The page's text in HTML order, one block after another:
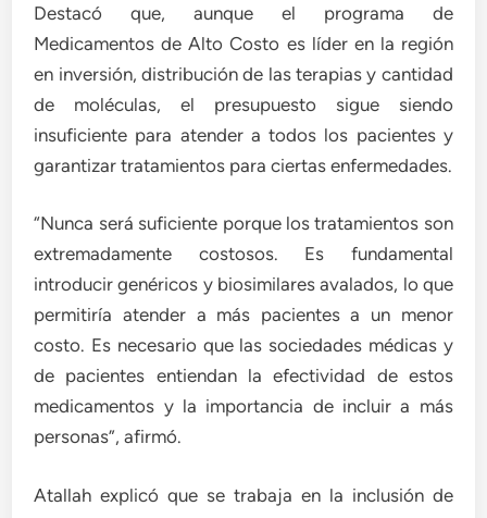
Destacó que, aunque el programa de
Medicamentos de Alto Costo es líder en la región
en inversión, distribución de las terapias y cantidad
de moléculas, el presupuesto sigue siendo
insuficiente para atender a todos los pacientes y
garantizar tratamientos para ciertas enfermedades.
“Nunca será suficiente porque los tratamientos son
extremadamente costosos. Es fundamental
introducir genéricos y biosimilares avalados, lo que
permitiría atender a más pacientes a un menor
costo. Es necesario que las sociedades médicas y
de pacientes entiendan la efectividad de estos
medicamentos y la importancia de incluir a más
personas”, afirmó.
Atallah explicó que se trabaja en la inclusión de